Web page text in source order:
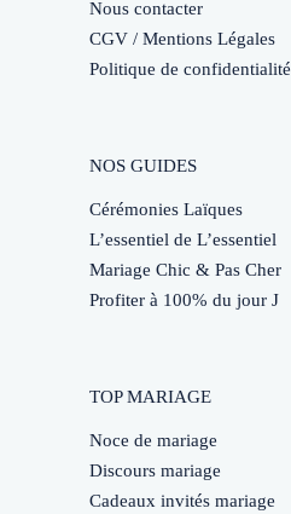
Nous contacter
CGV / Mentions Légales
Politique de confidentialité
NOS GUIDES
Cérémonies Laïques
L’essentiel de L’essentiel
Mariage Chic & Pas Cher
Profiter à 100% du jour J
TOP MARIAGE
Noce de mariage
Discours mariage
Cadeaux invités mariage